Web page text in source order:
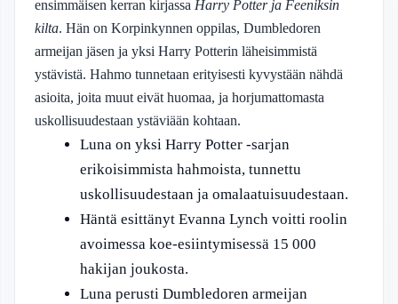
ensimmäisen kerran kirjassa Harry Potter ja Feeniksin
kilta. Hän on Korpinkynnen oppilas, Dumbledoren
armeijan jäsen ja yksi Harry Potterin läheisimmistä
ystävistä. Hahmo tunnetaan erityisesti kyvystään nähdä
asioita, joita muut eivät huomaa, ja horjumattomasta
uskollisuudestaan ystäviään kohtaan.
Luna on yksi Harry Potter -sarjan
erikoisimmista hahmoista, tunnettu
uskollisuudestaan ja omalaatuisuudestaan.
Häntä esittänyt Evanna Lynch voitti roolin
avoimessa koe-esiintymisessä 15 000
hakijan joukosta.
Luna perusti Dumbledoren armeijan